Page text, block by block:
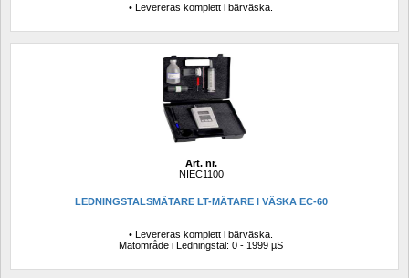
• Levereras komplett i bärväska.
Art. nr.
NIEC1100
LEDNINGSTALSMÄTARE LT-MÄTARE I VÄSKA EC-60
• Levereras komplett i bärväska.
Mätområde i Ledningstal: 0 - 1999 µS